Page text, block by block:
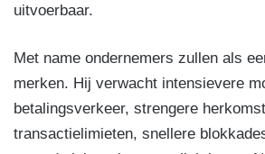
uitvoerbaar.
Met name ondernemers zullen als
merken. Hij verwacht intensievere
betalingsverkeer, strengere
transactielimieten, snellere